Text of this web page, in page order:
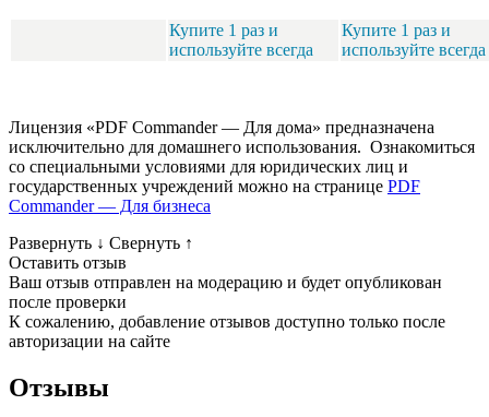
Купите 1 раз и
используйте всегда
Купите 1 раз и
используйте всегда
Лицензия «PDF Commander — Для дома» предназначена
исключительно для домашнего использования. Ознакомиться
со специальными условиями для юридических лиц и
государственных учреждений можно на странице PDF
Commander — Для бизнеса
Развернуть ↓ Свернуть ↑
Оставить отзыв
Ваш отзыв отправлен на модерацию и будет опубликован
после проверки
К сожалению, добавление отзывов доступно только после
авторизации на сайте
Отзывы